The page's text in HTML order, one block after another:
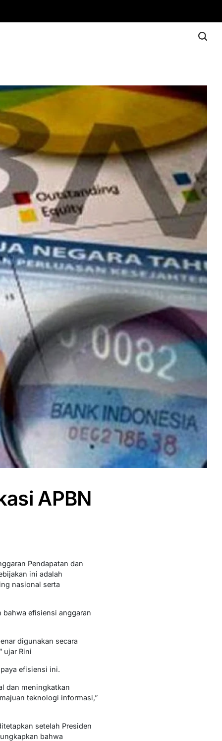
APBN
Pendapatan dan
ini adalah
nasional serta
bahwa efisiensi anggaran
digunakan secara
ujar Rini
efisiensi ini.
dan meningkatkan
teknologi informasi,”
setelah Presiden
bahwa